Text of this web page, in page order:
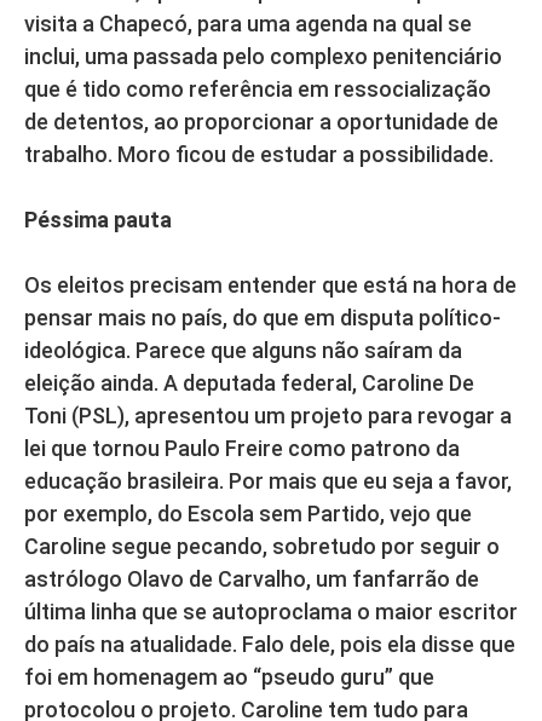
visita a Chapecó, para uma agenda na qual se
inclui, uma passada pelo complexo penitenciário
que é tido como referência em ressocialização
de detentos, ao proporcionar a oportunidade de
trabalho. Moro ficou de estudar a possibilidade.
Péssima pauta
Os eleitos precisam entender que está na hora de
pensar mais no país, do que em disputa político-
ideológica. Parece que alguns não saíram da
eleição ainda. A deputada federal, Caroline De
Toni (PSL), apresentou um projeto para revogar a
lei que tornou Paulo Freire como patrono da
educação brasileira. Por mais que eu seja a favor,
por exemplo, do Escola sem Partido, vejo que
Caroline segue pecando, sobretudo por seguir o
astrólogo Olavo de Carvalho, um fanfarrão de
última linha que se autoproclama o maior escritor
do país na atualidade. Falo dele, pois ela disse que
foi em homenagem ao “pseudo guru” que
protocolou o projeto. Caroline tem tudo para